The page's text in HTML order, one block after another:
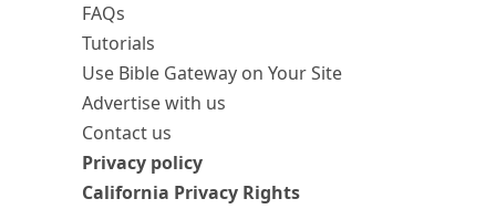
FAQs
Tutorials
Use Bible Gateway on Your Site
Advertise with us
Contact us
Privacy policy
California Privacy Rights